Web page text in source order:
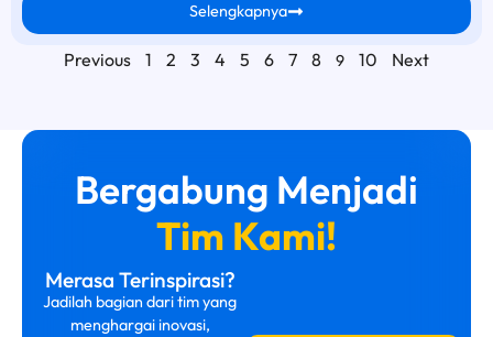
Selengkapnya
Previous 1 2 3 4 5 6 7 8 9 10 Next
Bergabung Menjadi
Tim Kami!
Merasa Terinspirasi?
Jadilah bagian dari tim yang
menghargai inovasi,